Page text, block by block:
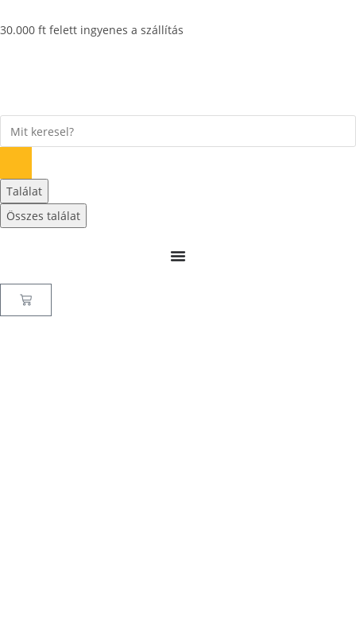
30.000 ft felett ingyenes a szállítás
Találat
Összes találat